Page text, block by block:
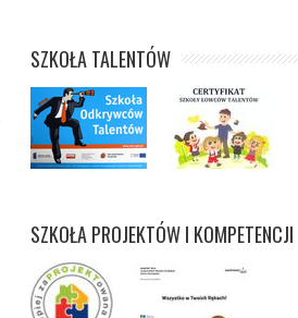
SZKOŁA TALENTÓW
SZKOŁA PROJEKTÓW I KOMPETENCJI